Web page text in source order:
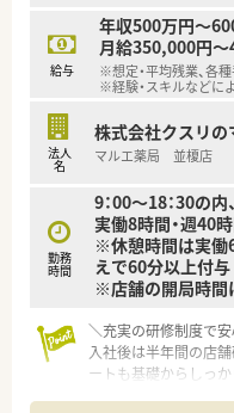
給与
年収500万円～
月給350,000円
※想定・平均残業、各
※経験・スキルなどに
法人
名
株式会社クスリの
マルエ薬局 並榎店
勤務
時間
9：00～18：30の内、
実働8時間・週40
※休憩時間は実働
えで60分以上付与
※店舗の開局時間
＼充実の研修制度で安
入社後は半年間の店
ートも基礎からしっか